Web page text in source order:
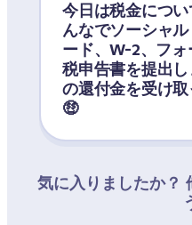
今日は税金につ
んなでソーシャ
ード、W-2、フ
税申告書を提出
の還付金を受け
🤑
気に入りましたか？